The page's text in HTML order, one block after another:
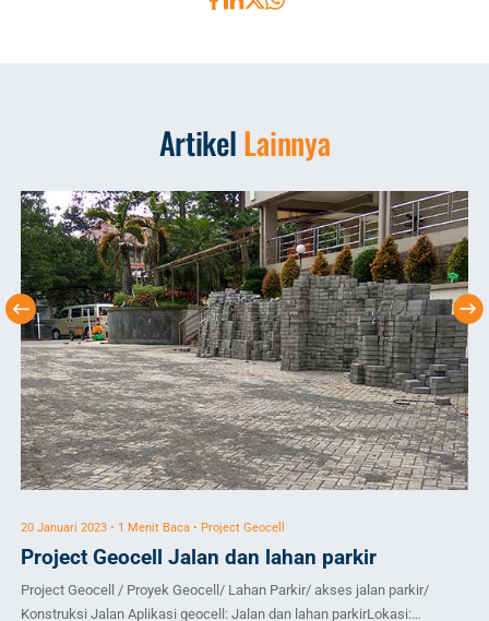
ArtikelLainnya
20 Januari 2023 • 1 Menit Baca • Project Geocell
Project Geocell Jalan dan lahan parkir
Project Geocell / Proyek Geocell/ Lahan Parkir/ akses jalan parkir/
Konstruksi Jalan Aplikasi geocell: Jalan dan lahan parkirLokasi: